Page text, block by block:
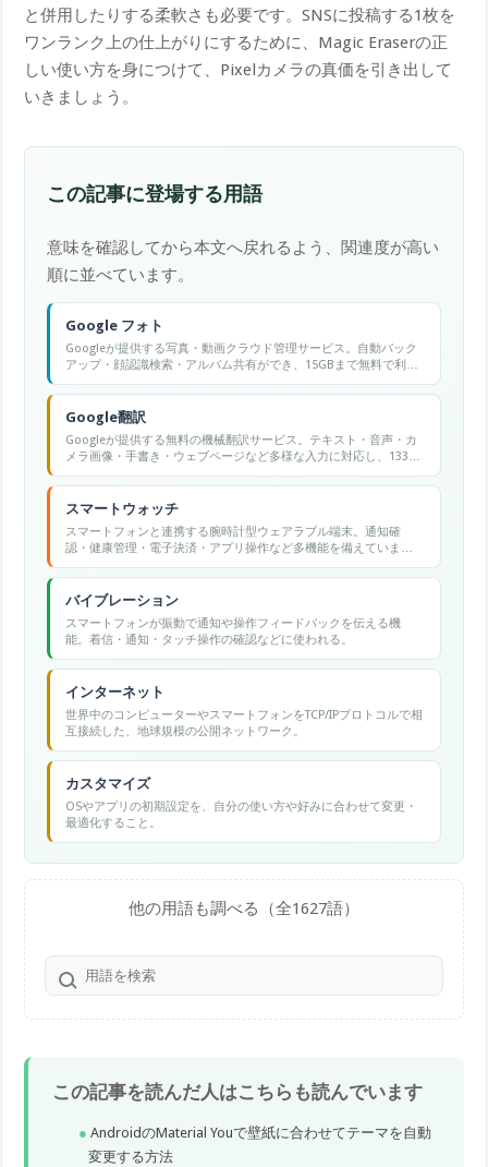
と併用したりする柔軟さも必要です。SNSに投稿する1枚を
ワンランク上の仕上がりにするために、Magic Eraserの正
しい使い方を身につけて、Pixelカメラの真価を引き出して
いきましょう。
この記事に登場する用語
意味を確認してから本文へ戻れるよう、関連度が高い
順に並べています。
Google フォト
Googleが提供する写真・動画クラウド管理サービス。自動バック
アップ・顔認識検索・アルバム共有ができ、15GBまで無料で利用
可能。
Google翻訳
Googleが提供する無料の機械翻訳サービス。テキスト・音声・カ
メラ画像・手書き・ウェブページなど多様な入力に対応し、133言
語以上の翻訳が可能です。
スマートウォッチ
スマートフォンと連携する腕時計型ウェアラブル端末。通知確
認・健康管理・電子決済・アプリ操作など多機能を備えていま
す。
バイブレーション
スマートフォンが振動で通知や操作フィードバックを伝える機
能。着信・通知・タッチ操作の確認などに使われる。
インターネット
世界中のコンピューターやスマートフォンをTCP/IPプロトコルで相
互接続した、地球規模の公開ネットワーク。
カスタマイズ
OSやアプリの初期設定を、自分の使い方や好みに合わせて変更・
最適化すること。
他の用語も調べる（全1627語）
この記事を読んだ人はこちらも読んでいます
AndroidのMaterial Youで壁紙に合わせてテーマを自動
変更する方法